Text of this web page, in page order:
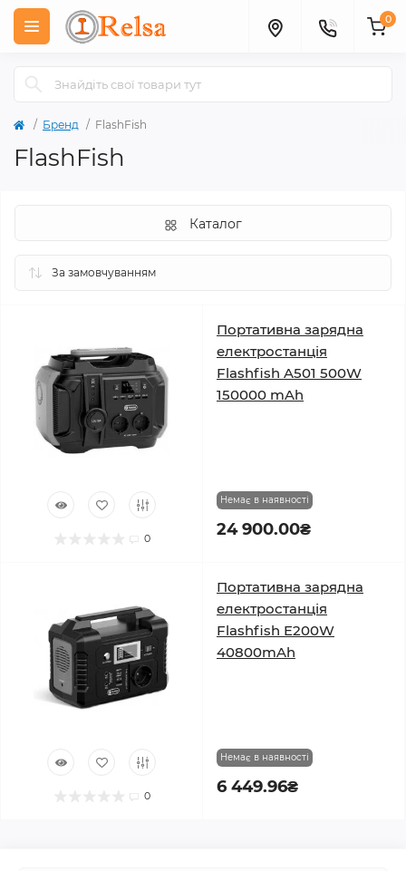
0
Бренд FlashFish
FlashFish
Каталог
0
Портативна зарядна
електростанція
Flashfish A501 500W
150000 mAh
Немає в наявності
24 900.00₴
0
Портативна зарядна
електростанція
Flashfish E200W
40800mAh
Немає в наявності
6 449.96₴